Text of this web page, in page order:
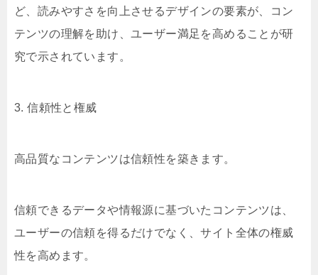
ど、読みやすさを向上させるデザインの要素が、コン
テンツの理解を助け、ユーザー満足を高めることが研
究で示されています。
3. 信頼性と権威
高品質なコンテンツは信頼性を築きます。
信頼できるデータや情報源に基づいたコンテンツは、
ユーザーの信頼を得るだけでなく、サイト全体の権威
性を高めます。